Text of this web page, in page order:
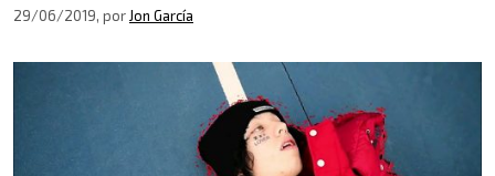
29/06/2019, por Jon García